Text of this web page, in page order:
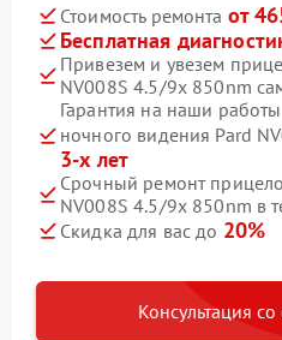
Стоимость ремонта от
Бесплатная
Привезем и увезем
NV008S 4.5/9x 850nm
Гарантия на наши
ночного видения Pard
3-х лет
Срочный ремонт
NV008S 4.5/9x 850nm в
Скидка для вас до 20%
Консультация